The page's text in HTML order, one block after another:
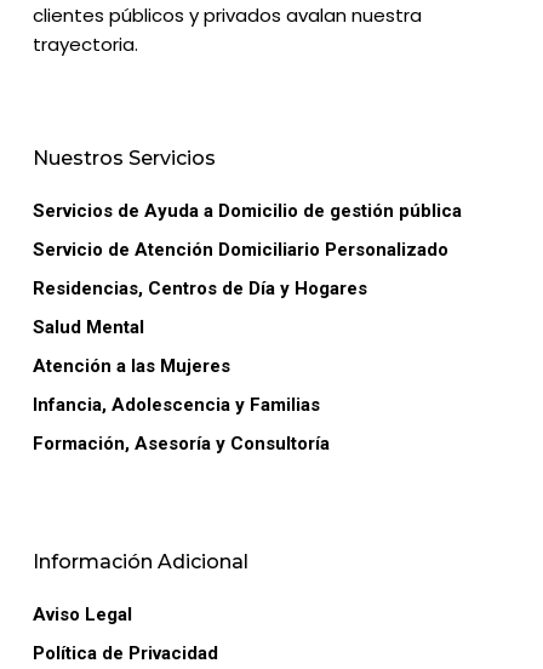
clientes públicos y privados avalan nuestra
trayectoria.
Nuestros Servicios
Servicios de Ayuda a Domicilio de gestión pública
Servicio de Atención Domiciliario Personalizado
Residencias, Centros de Día y Hogares
Salud Mental
Atención a las Mujeres
Infancia, Adolescencia y Familias
Formación, Asesoría y Consultoría
Información Adicional
Aviso Legal
Política de Privacidad